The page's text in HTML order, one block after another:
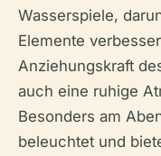
Wasserspiele,
Elemente
Anziehungskraft
auch eine ruhige
Besonders am
beleuchtet und